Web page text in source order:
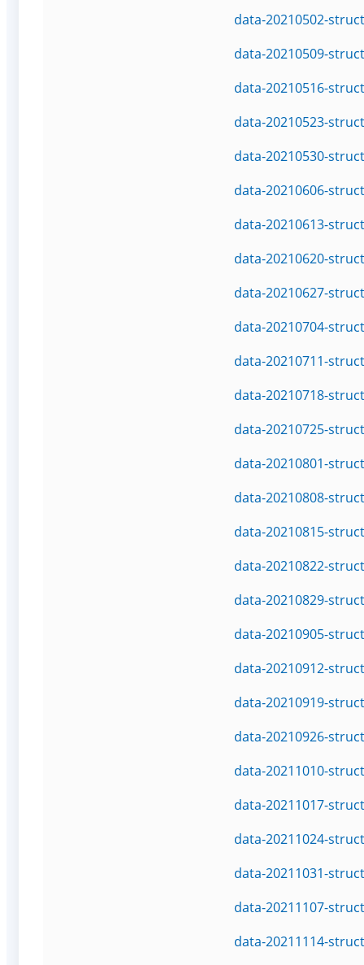
data-20210502-
data-20210509-
data-20210516-
data-20210523-
data-20210530-
data-20210606-
data-20210613-
data-20210620-
data-20210627-
data-20210704-
data-20210711-
data-20210718-
data-20210725-
data-20210801-
data-20210808-
data-20210815-
data-20210822-
data-20210829-
data-20210905-
data-20210912-
data-20210919-
data-20210926-
data-20211010-
data-20211017-
data-20211024-
data-20211031-
data-20211107-
data-20211114-